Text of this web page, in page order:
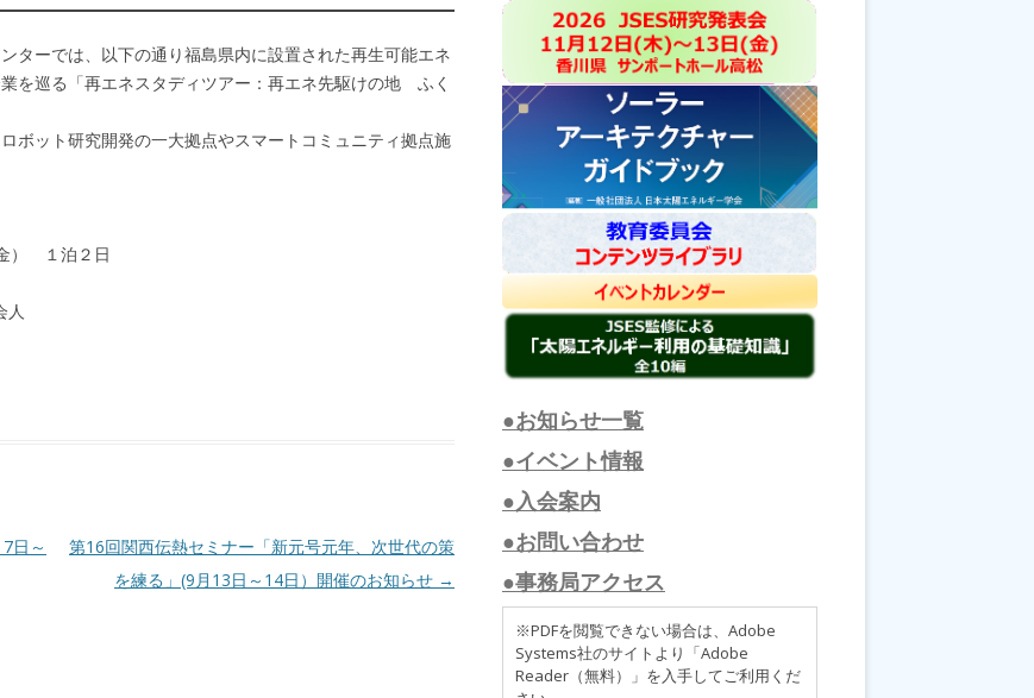
ターでは、以下の通り福島県内に設置された再生可能エネ
を巡る「再エネスタディツアー：再エネ先駆けの地 ふく
ボット研究開発の一大拠点やスマートコミュニティ拠点施
金） １泊２日
人
日～
第16回関西伝熱セミナー「新元号元年、次世代の策
を練る」(9月13日～14日）開催のお知らせ →
●お知らせ一覧
●イベント情報
●入会案内
●お問い合わせ
●事務局アクセス
※PDFを閲覧できない場合は、Adobe
Systems社のサイトより「Adobe
Reader（無料）」を入手してご利用くだ